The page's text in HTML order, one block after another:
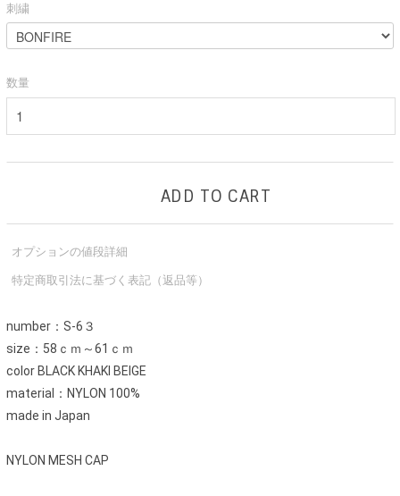
刺繍
数量
ADD TO CART
オプションの値段詳細
特定商取引法に基づく表記（返品等）
number：S-6３
size：58ｃｍ～61ｃｍ
color BLACK KHAKI BEIGE
material：NYLON 100%
made in Japan
NYLON MESH CAP